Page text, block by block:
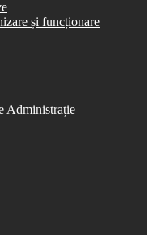
și funcționare
Administrație